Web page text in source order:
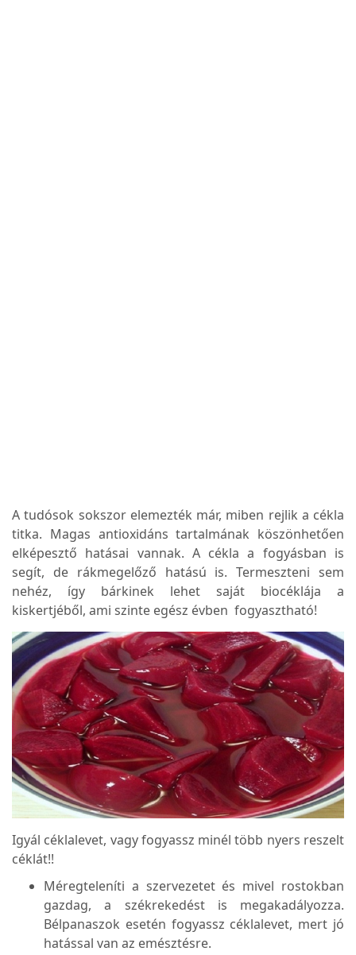
A tudósok sokszor elemezték már, miben rejlik a cékla
titka. Magas antioxidáns tartalmának köszönhetően
elképesztő hatásai vannak. A cékla a fogyásban is
segít, de rákmegelőző hatású is. Termeszteni sem
nehéz, így bárkinek lehet saját biocéklája a
kiskertjéből, ami szinte egész évben fogyasztható!
Igyál céklalevet, vagy fogyassz minél több nyers reszelt
céklát!!
Méregteleníti a szervezetet és mivel rostokban
gazdag, a székrekedést is megakadályozza.
Bélpanaszok esetén fogyassz céklalevet, mert jó
hatással van az emésztésre.